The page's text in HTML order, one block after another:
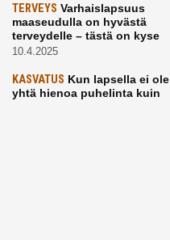
TERVEYS Varhaislapsuus
maaseudulla on hyvästä
terveydelle – tästä on kyse
10.4.2025
KASVATUS Kun lapsella ei ole
yhtä hienoa puhelinta kuin